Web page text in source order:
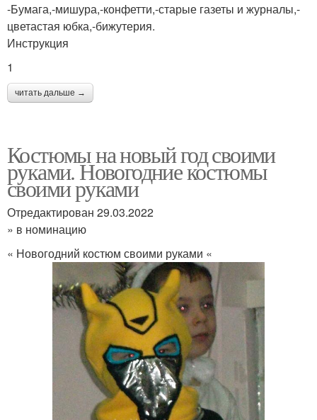
-Бумага,-мишура,-конфетти,-старые газеты и журналы,-
цветастая юбка,-бижутерия.
Инструкция
1
читать дальше →
Костюмы на новый год своими
руками. Новогодние костюмы
своими руками
Отредактирован 29.03.2022
» в номинацию
« Новогодний костюм своими руками «